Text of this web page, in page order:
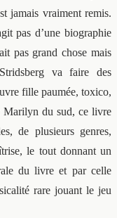
jamais vraiment remis.
pas d’une biographie
pas grand chose mais
va faire des
fille paumée, toxico,
Marilyn du sud, ce livre
de plusieurs genres,
le tout donnant un
du livre et par celle
rare jouant le jeu